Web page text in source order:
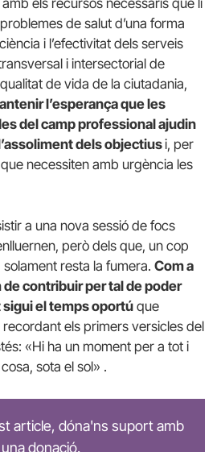
els recursos necessaris que li
de salut d’una forma
i l’efectivitat dels serveis
i intersectorial de
de vida de la ciutadania,
l’esperança que les
del camp professional ajudin
dels objectiusi, per
necessiten amb urgència les
a una nova sessió de focs
però dels que, un cop
resta la fumera. Com a
contribuir per tal de poder
el temps oportú que
els primers versicles del
«Hi ha un moment per a tot i
sota el sol» .
article, dóna'ns suport amb
una donació.